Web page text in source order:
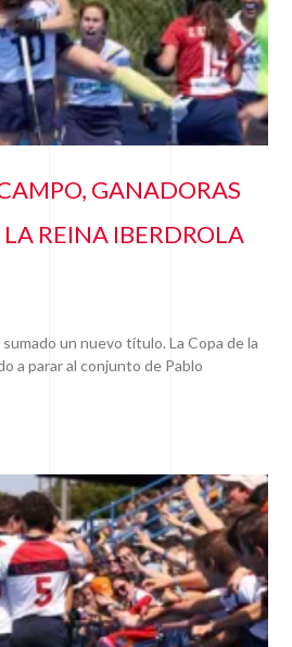
GANADORAS
REINA IBERDROLA
sumado un nuevo título. La Copa de la
a parar al conjunto de Pablo